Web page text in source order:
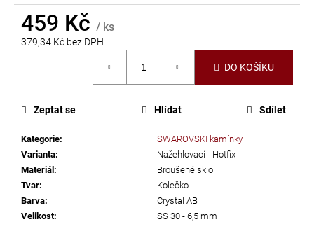
459 Kč / ks
379,34 Kč bez DPH
DO KOŠÍKU
Kategorie:
SWAROVSKI kamínky
Varianta:
Nažehlovací - Hotfix
Materiál:
Broušené sklo
Tvar:
Kolečko
Barva:
Crystal AB
Velikost: SS 30 - 6,5 mm
Zeptat se Hlídat Sdílet
u
č
e
m
PRECIOSA
VIVA12
NH
SS-